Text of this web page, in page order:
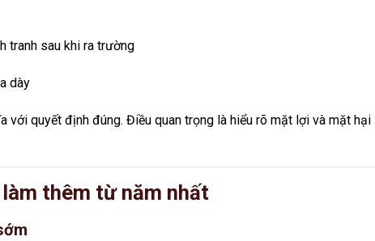
tranh sau khi ra trường
dày
với quyết định đúng. Điều quan trọng là hiểu rõ mặt lợi và mặt hại
thêm từ năm nhất